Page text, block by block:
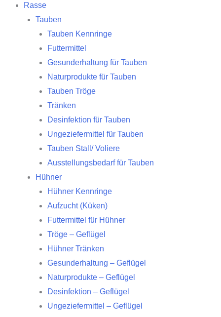
Rasse
Tauben
Tauben Kennringe
Futtermittel
Gesunderhaltung für Tauben
Naturprodukte für Tauben
Tauben Tröge
Tränken
Desinfektion für Tauben
Ungeziefermittel für Tauben
Tauben Stall/ Voliere
Ausstellungsbedarf für Tauben
Hühner
Hühner Kennringe
Aufzucht (Küken)
Futtermittel für Hühner
Tröge – Geflügel
Hühner Tränken
Gesunderhaltung – Geflügel
Naturprodukte – Geflügel
Desinfektion – Geflügel
Ungeziefermittel – Geflügel